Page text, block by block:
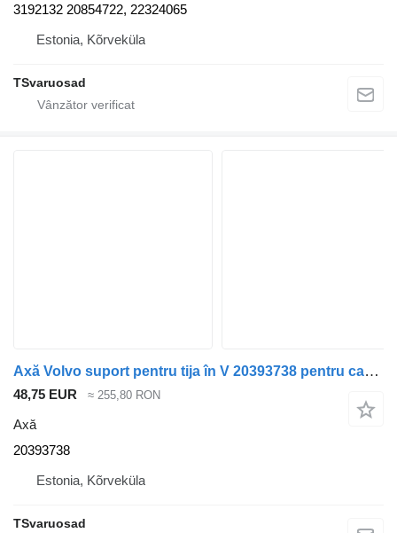
3192132 20854722, 22324065
Estonia, Kõrveküla
TSvaruosad
Axă Volvo suport pentru tija în V 20393738 pentru cap tractor Volvo FH13
48,75 EUR ≈ 255,80 RON
Axă
20393738
Estonia, Kõrveküla
TSvaruosad